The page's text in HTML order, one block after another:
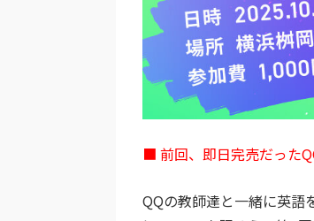
■ 前回、即日完売だった
QQの教師達と一緒に英語